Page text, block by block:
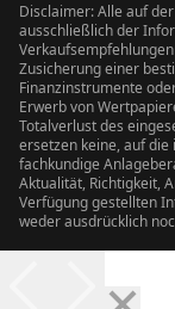
Disclaimer: Alle auf
ausschließlich der
Zusicherung einer
Finanzinstrumente
Erwerb von
Totalverlust des
ersetzen keine, auf
fachkundige
Aktualität, Richtigkeit,
Verfügung gestellten
weder ausdrücklich